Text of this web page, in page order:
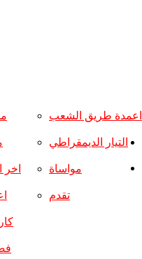
اخر
اعمدة طريق الشعب
التيار الديمقراطي
مواساة
تقدم